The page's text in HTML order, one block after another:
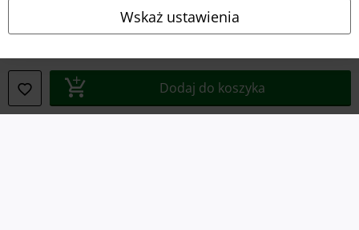
Wskaż ustawienia
Dodaj do koszyka
Unieszkodliwianie odpadów i ochrona środowiska
Informacje dotyczące dostępności
Ustawienia Plików Cookie